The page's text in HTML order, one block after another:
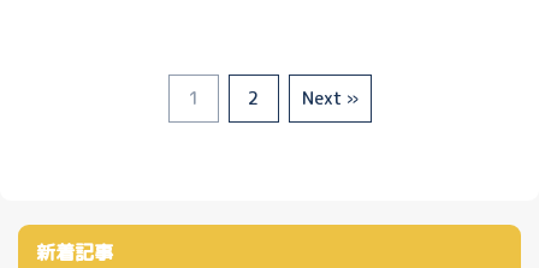
1 2 Next »
新着記事